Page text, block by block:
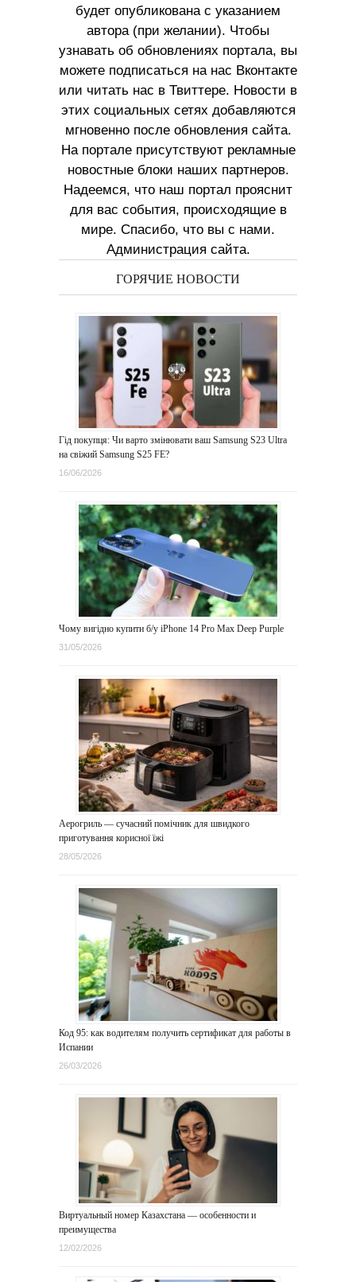
будет опубликована с указанием
автора (при желании). Чтобы
узнавать об обновлениях портала, вы
можете подписаться на нас Вконтакте
или читать нас в Твиттере. Новости в
этих социальных сетях добавляются
мгновенно после обновления сайта.
На портале присутствуют рекламные
новостные блоки наших партнеров.
Надеемся, что наш портал прояснит
для вас события, происходящие в
мире. Спасибо, что вы с нами.
Администрация сайта.
ГОРЯЧИЕ НОВОСТИ
Гід покупця: Чи варто змінювати ваш Samsung S23 Ultra
на свіжий Samsung S25 FE?
16/06/2026
Чому вигідно купити б/у iPhone 14 Pro Max Deep Purple
31/05/2026
Аерогриль — сучасний помічник для швидкого
приготування корисної їжі
28/05/2026
Код 95: как водителям получить сертификат для работы в
Испании
26/03/2026
Виртуальный номер Казахстана — особенности и
преимущества
12/02/2026